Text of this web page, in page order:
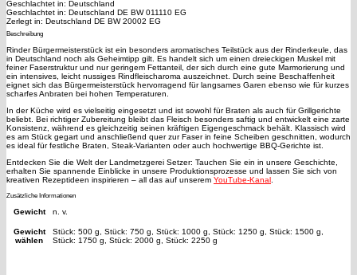
Geschlachtet in: Deutschland
Geschlachtet in: Deutschland DE BW 011110 EG
Zerlegt in: Deutschland DE BW 20002 EG
Beschreibung
Rinder Bürgermeisterstück ist ein besonders aromatisches Teilstück aus der Rinderkeule, das
in Deutschland noch als Geheimtipp gilt. Es handelt sich um einen dreieckigen Muskel mit
feiner Faserstruktur und nur geringem Fettanteil, der sich durch eine gute Marmorierung und
ein intensives, leicht nussiges Rindfleischaroma auszeichnet. Durch seine Beschaffenheit
eignet sich das Bürgermeisterstück hervorragend für langsames Garen ebenso wie für kurzes
scharfes Anbraten bei hohen Temperaturen.
In der Küche wird es vielseitig eingesetzt und ist sowohl für Braten als auch für Grillgerichte
beliebt. Bei richtiger Zubereitung bleibt das Fleisch besonders saftig und entwickelt eine zarte
Konsistenz, während es gleichzeitig seinen kräftigen Eigengeschmack behält. Klassisch wird
es am Stück gegart und anschließend quer zur Faser in feine Scheiben geschnitten, wodurch
es ideal für festliche Braten, Steak-Varianten oder auch hochwertige BBQ-Gerichte ist.
Entdecken Sie die Welt der Landmetzgerei Setzer: Tauchen Sie ein in unsere Geschichte,
erhalten Sie spannende Einblicke in unsere Produktionsprozesse und lassen Sie sich von
kreativen Rezeptideen inspirieren – all das auf unserem YouTube-Kanal.
Zusätzliche Informationen
Gewicht n. v.
Gewicht
wählen
Stück: 500 g, Stück: 750 g, Stück: 1000 g, Stück: 1250 g, Stück: 1500 g,
Stück: 1750 g, Stück: 2000 g, Stück: 2250 g